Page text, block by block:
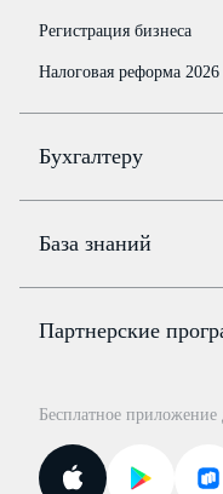
Регистрация бизнеса
Налоговая реформа 2026
Бухгалтеру
Цены
Бюро
Консультации по учёту и
Курсы повышения
Госпроверки
Поиск ответа на вопрос
База знаний
Партнерские
Для самозанятых
Бесплатное приложение